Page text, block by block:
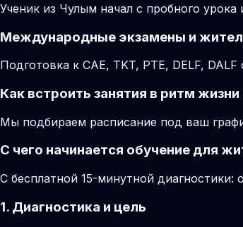
Ученик из Чулым начал с пробного
Международные экзамены и
Подготовка к CAE, TKT, PTE, DELF,
Как встроить занятия в ритм
Мы подбираем расписание под ваш
С чего начинается обучение для
С бесплатной 15-минутной
1. Диагностика и цель